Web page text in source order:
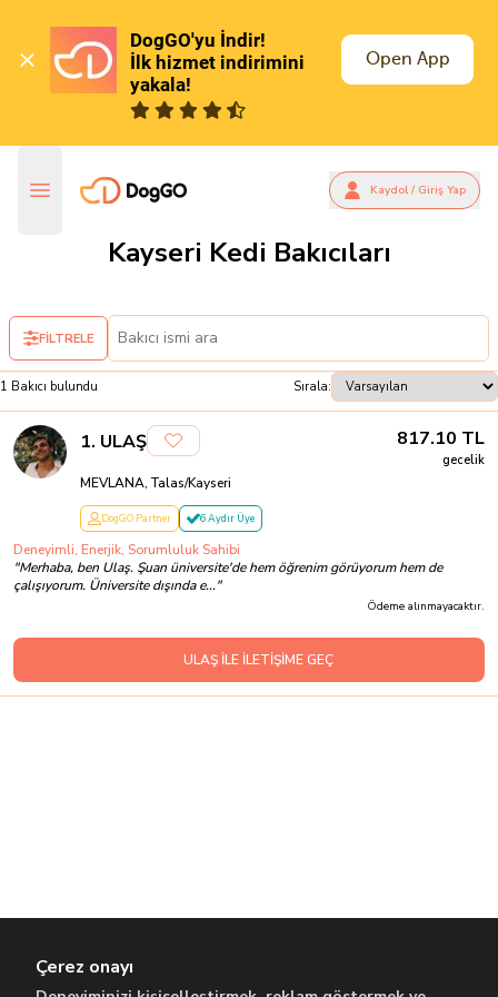
DogGO'yu İndir!
İlk hizmet indirimini
yakala!
Open App
Kaydol / Giriş Yap
Kayseri Kedi Bakıcıları
FİLTRELE
1 Bakıcı bulundu Sırala:
1. ULAŞ 817.10 TL
gecelik
MEVLANA, Talas/Kayseri
DogGO Partner 6 Aydır Üye
Deneyimli, Enerjik, Sorumluluk Sahibi
"Merhaba, ben Ulaş. Şuan üniversite'de hem öğrenim görüyorum hem de
çalışıyorum. Üniversite dışında e..."
Ödeme alınmayacaktır.
ULAŞ İLE İLETİŞİME GEÇ
Çerez onayı